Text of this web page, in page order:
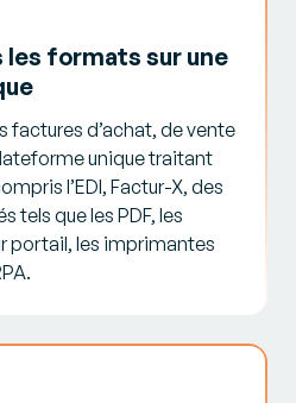
formats sur une
factures d’achat, de vente
unique traitant
l’EDI, Factur-X, des
tels que les PDF, les
portail, les imprimantes